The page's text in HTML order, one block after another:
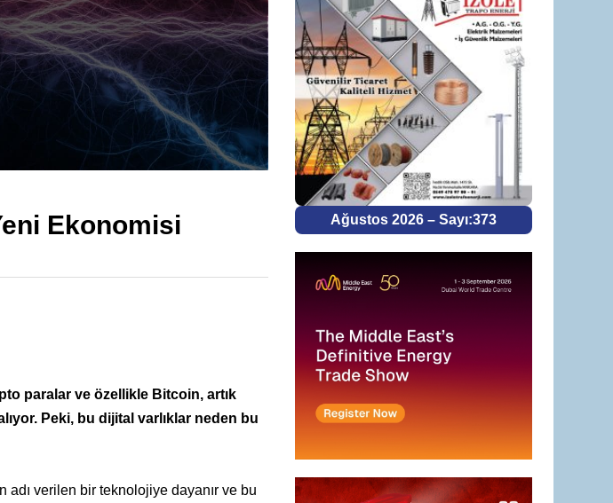
Ekonomisi
paralar ve özellikle Bitcoin, artık
Peki, bu dijital varlıklar neden bu
verilen bir teknolojiye dayanır ve bu
Ağustos 2026 – Sayı:373